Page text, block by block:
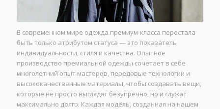
В современном мире одежда премиум-класса перестала
быть только атрибутом статуса — это показатель
индивидуальности, стиля и качества. Опытное
производство премиальной одежды сочетает в себе
многолетний опыт мастеров, передовые технологии и
высококачественные материалы, чтобы создавать вещи,
которые не просто выглядят безупречно, но и служат
максимально долго. Каждая модель, созданная на нашем